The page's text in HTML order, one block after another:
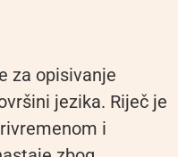
za opisivanje
jezika. Riječ je
i